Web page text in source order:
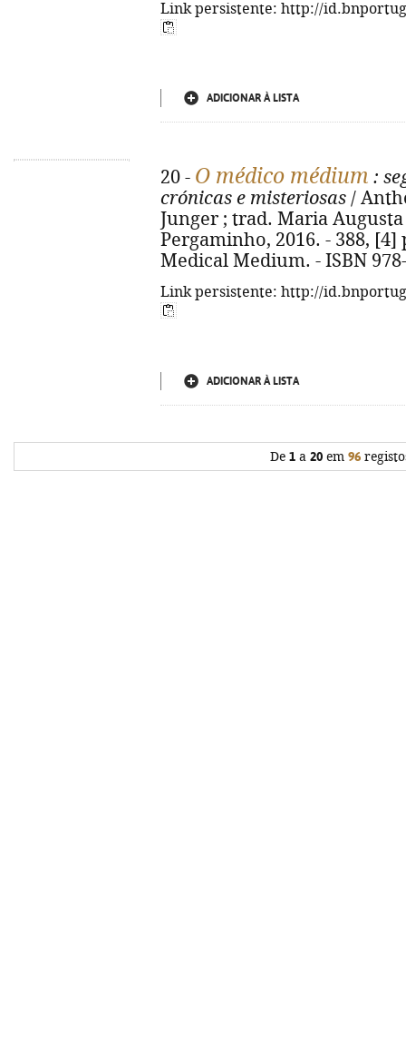
Link persistente: http://
ADICIONAR À LISTA
20 - O médico médium :
crónicas e misteriosas /
Junger ; trad. Maria Augusta
Pergaminho, 2016. - 388,
Medical Medium. - ISBN
Link persistente: http://
ADICIONAR À LISTA
De 1a 20em 96